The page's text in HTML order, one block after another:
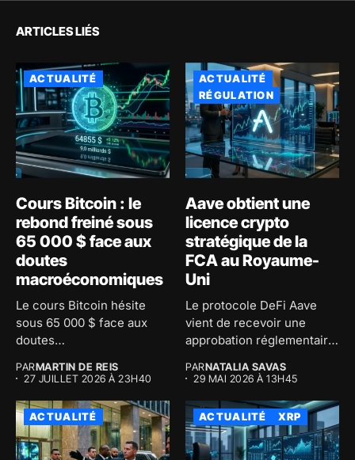
ARTICLES LIÉS
ACTUALITÉ
Cours Bitcoin : le
rebond freiné sous
65 000 $ face aux
doutes
macroéconomiques
Le cours Bitcoin hésite
sous 65 000 $ face aux
doutes
PARMARTIN DE REIS
27 JUILLET 2026 À 23H40
ACTUALITÉ
RÉGULATION
Aave obtient une
licence crypto
stratégique de la
FCA au Royaume-
Uni
Le protocole DeFi Aave
vient de recevoir une
approbation réglementaire
PARNATALIA SAVAS
29 MAI 2026 À 13H45
ACTUALITÉ ACTUALITÉ XRP